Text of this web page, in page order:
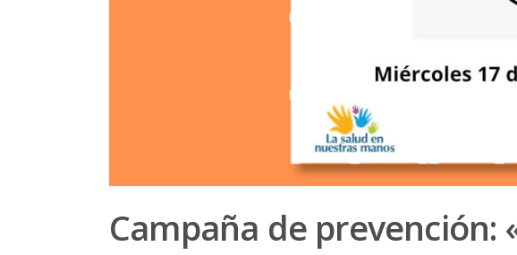
Campaña de prevención: